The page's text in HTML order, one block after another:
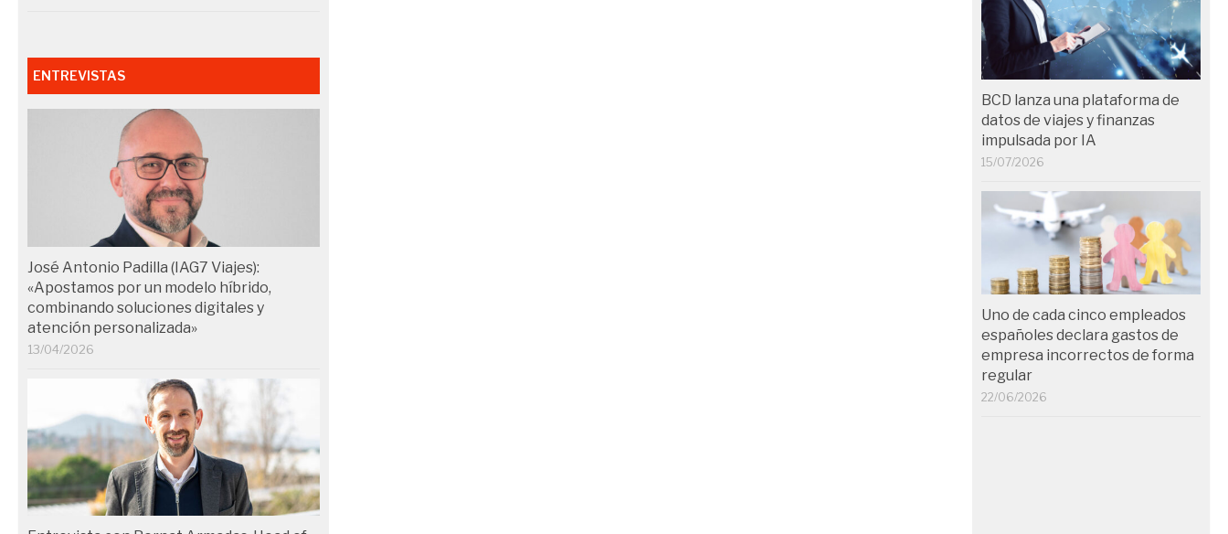
ENTREVISTAS
José Antonio Padilla (IAG7 Viajes):
«Apostamos por un modelo híbrido,
combinando soluciones digitales y
atención personalizada»
13/04/2026
BCD lanza una plataforma de
datos de viajes y finanzas
impulsada por IA
15/07/2026
Uno de cada cinco empleados
españoles declara gastos de
empresa incorrectos de forma
regular
22/06/2026